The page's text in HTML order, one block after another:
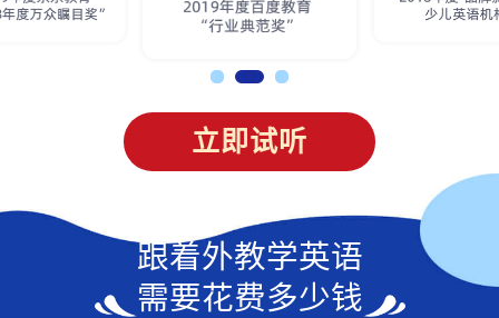
立即试听
跟着外教学英语
需要花费多少钱